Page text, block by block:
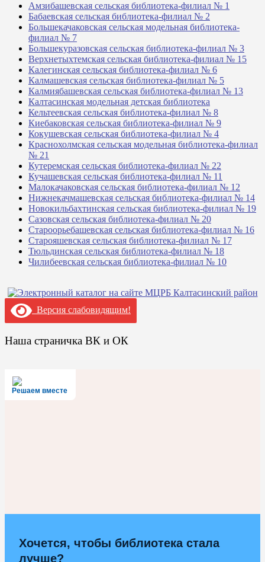
Амзибашевская сельская библиотека-филиал № 1
Бабаевская сельская библиотека-филиал № 2
Большекачаковская сельская модельная библиотека-
филиал № 7
Большекуразовская сельская библиотека-филиал № 3
Верхнетыхтемская сельская библиотека-филиал № 15
Калегинская сельская библиотека-филиал № 6
Калмашевская сельская библиотека-филиал № 5
Калмиябашевская сельская библиотека-филиал № 13
Калтасинская модельная детская библиотека
Кельтеевская сельская библиотека-филиал № 8
Киебаковская сельская библиотека-филиал № 9
Кокушевская сельская библиотека-филиал № 4
Краснохолмская сельская модельная библиотека-филиал
№ 21
Кутеремская сельская библиотека-филиал № 22
Кучашевская сельская библиотека-филиал № 11
Малокачаковская сельская библиотека-филиал № 12
Нижнекачмашевская сельская библиотека-филиал № 14
Новокильбахтинская сельская библиотека-филиал № 19
Сазовская сельская библиотека-филиал № 20
Староорьебашевская сельская библиотека-филиал № 16
Старояшевская сельская библиотека-филиал № 17
Тюльдинская сельская библиотека-филиал № 18
Чилибеевская сельская библиотека-филиал № 10
Версия слабовидящим!
Наша страничка ВК и ОК
Решаем вместе
Хочется, чтобы библиотека стала
лучше?